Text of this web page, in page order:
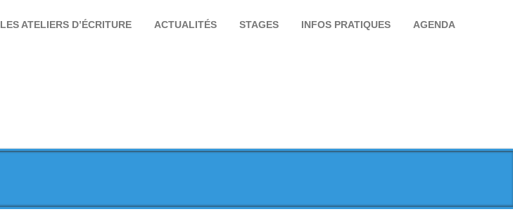
LES ATELIERS D’ÉCRITURE ACTUALITÉS STAGES INFOS PRATIQUES AGENDA